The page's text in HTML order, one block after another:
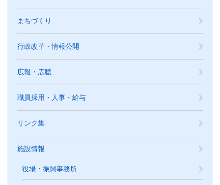
まちづくり
行政改革・情報公開
広報・広聴
職員採用・人事・給与
リンク集
施設情報
役場・振興事務所